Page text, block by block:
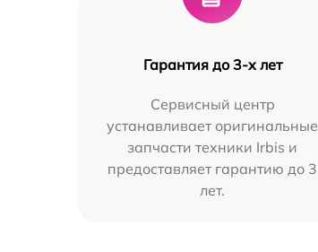
Гарантия до 3-х лет
Сервисный центр
устанавливает оригинальные
запчасти техники Irbis и
предоставляет гарантию до 3
лет.